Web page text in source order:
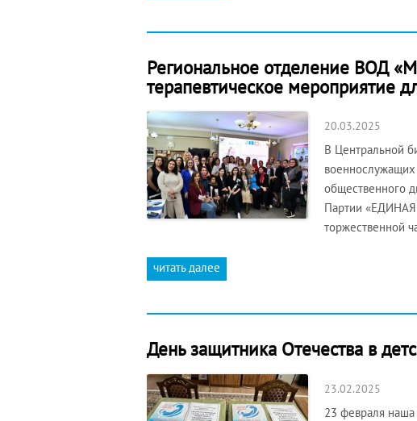
Региональное отделение ВОД
терапевтическое мероприятие
20.03.2025
В Центральной
общественного
Партии «ЕДИНАЯ
торжественной
читать далее
День защитника Отечества в
23.02.2025
23 февраля наша